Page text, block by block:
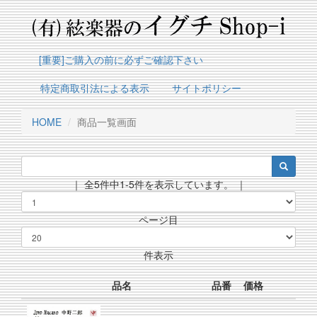
[重要]ご購入の前に必ずご確認下さい
特定商取引法による表示
サイトポリシー
HOME 商品一覧画面
｜ 全5件中1-5件を表示しています。 ｜
ページ目
件表示
品名 品番 価格